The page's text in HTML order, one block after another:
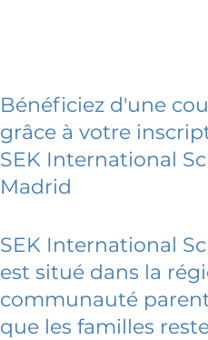
Bénéficiez d'une
grâce à votre
SEK International
Madrid
SEK International
est situé dans la
communauté
que les familles